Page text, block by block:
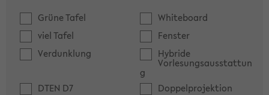
Grüne Tafel
Whiteboard
viel Tafel
Fenster
Verdunklung
Hybride
Vorlesungsausstattun
g
DTEN D7
Doppelprojektion